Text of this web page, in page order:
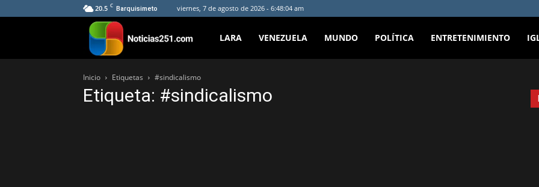
20.5 C Barquisimeto viernes, 7 de agosto de 2026 - 6:48:04 am
Noticias251
LARA VENEZUELA MUNDO POLÍTICA ENTRETENIMIENTO
Inicio Etiquetas #sindicalismo
Etiqueta: #sindicalismo